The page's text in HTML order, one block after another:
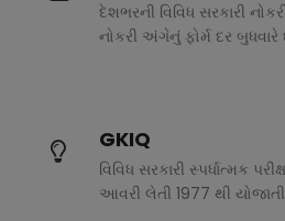
દેશભરની વિવિધ સરકારી
નોકરી અંગેનું ફોર્મ દર
GKIQ
વિવિધ સરકારી સ્પર્ધાત્મક
આવરી લેતી 1977 થી